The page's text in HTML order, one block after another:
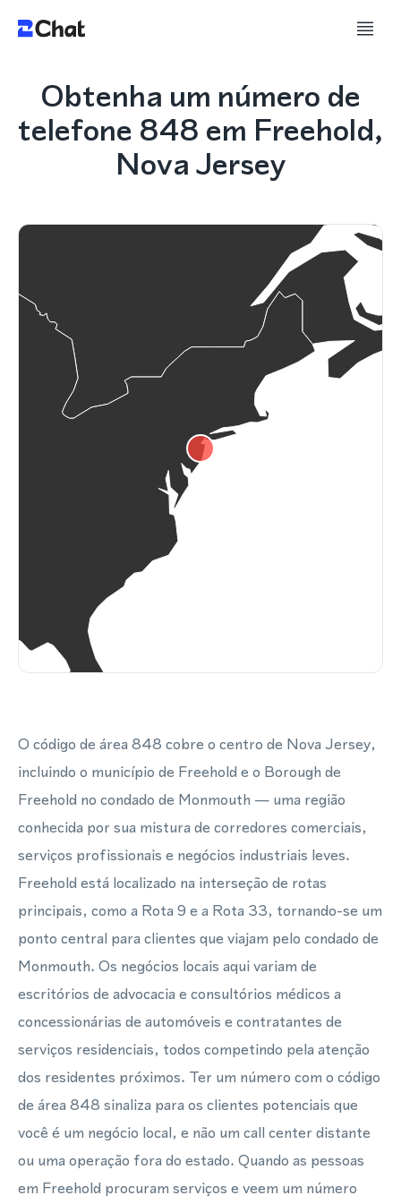
Obtenha um número de
telefone 848 em Freehold,
Nova Jersey
O código de área 848 cobre o centro de Nova Jersey,
incluindo o município de Freehold e o Borough de
Freehold no condado de Monmouth — uma região
conhecida por sua mistura de corredores comerciais,
serviços profissionais e negócios industriais leves.
Freehold está localizado na interseção de rotas
principais, como a Rota 9 e a Rota 33, tornando-se um
ponto central para clientes que viajam pelo condado de
Monmouth. Os negócios locais aqui variam de
escritórios de advocacia e consultórios médicos a
concessionárias de automóveis e contratantes de
serviços residenciais, todos competindo pela atenção
dos residentes próximos. Ter um número com o código
de área 848 sinaliza para os clientes potenciais que
você é um negócio local, e não um call center distante
ou uma operação fora do estado. Quando as pessoas
em Freehold procuram serviços e veem um número